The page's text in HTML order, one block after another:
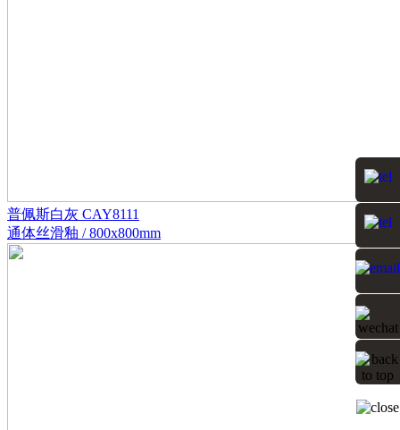
普佩斯白灰 CAY8111
通体丝滑釉 / 800x800mm